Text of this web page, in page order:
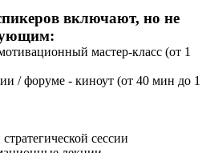
включают, но не
мастер-класс (от 1
/ форуме - киноут (от 40 мин до 1
сессии